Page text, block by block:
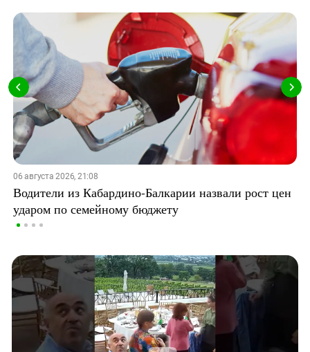
06 августа 2026, 21:08
Водители из Кабардино-Балкарии назвали рост цен
ударом по семейному бюджету